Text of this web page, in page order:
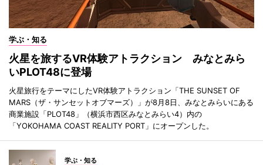
学ぶ・知る
火星を旅するVR体験アトラクション みなとみら
いPLOT48に登場
火星旅行をテーマにしたVR体験アトラクション「THE SUNSET OF
MARS（ザ・サンセットオブマーズ）」が8月8日、みなとみらいにある
商業施設「PLOT48」（横浜市西区みなとみらい4）内の
「YOKOHAMA COAST REALITY PORT」にオープンした。
学ぶ・知る